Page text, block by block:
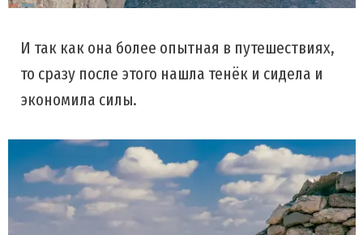
И так как она более опытная в путешествиях,
то сразу после этого нашла тенёк и сидела и
экономила силы.